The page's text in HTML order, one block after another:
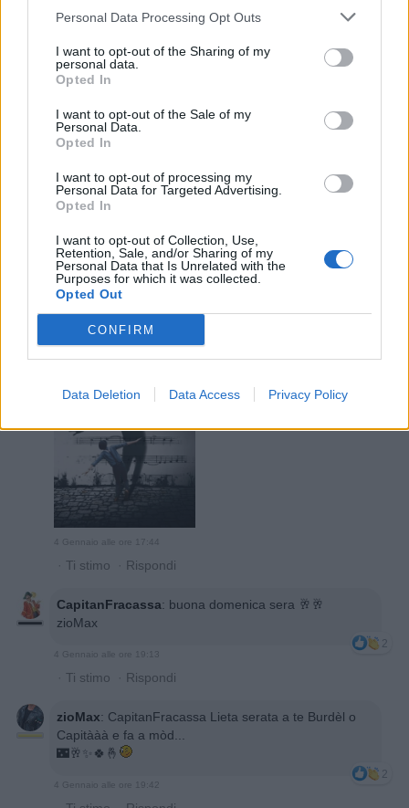
Personal Data Processing Opt Outs
I want to opt-out of the Sharing of my
personal data.
Opted In
I want to opt-out of the Sale of my
Personal Data.
Opted In
I want to opt-out of processing my
Personal Data for Targeted Advertising.
Opted In
I want to opt-out of Collection, Use,
Retention, Sale, and/or Sharing of my
Personal Data that Is Unrelated with the
Purposes for which it was collected.
Opted Out
CONFIRM
Data Deletion Data Access Privacy Policy
4 Gennaio alle ore 07:30
·Ti stimo ·Rispondi
isabel :zioMax buongiorno e buona domenica 🤗🥐☕️
4 Gennaio alle ore 11:06
zioMax: isabel Lieta serata a te ragazzina
arcobaleno 🌈 e un fraterno abbraccio 💞
🌃🥂✨️🎼🎶🎵🤞
4 Gennaio alle ore 17:44
· Ti stimo · Rispondi
CapitanFracassa: buona domenica sera 🥂🥂
zioMax
2
4 Gennaio alle ore 19:13
· Ti stimo · Rispondi
zioMax: CapitanFracassa Lieta serata a te Burdèl o
Capitààà e fa a mòd...
🌃🥂✨️🍀🤞
2
4 Gennaio alle ore 19:42